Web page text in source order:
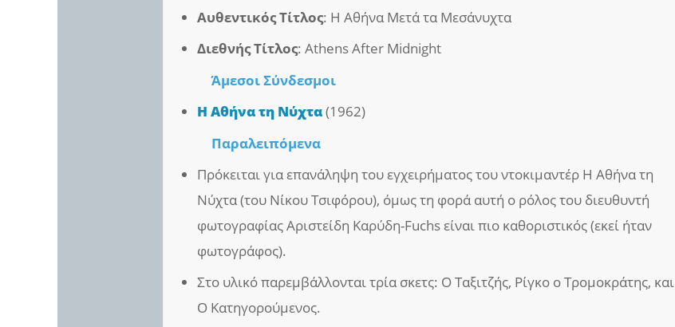
Αυθεντικός Τίτλος: Η Αθήνα Μετά τα Μεσάνυχτα
Διεθνής Τίτλος: Athens After Midnight
ΆμεσοιΣύνδεσμοι
Η Αθήνα τη Νύχτα(1962)
Παραλειπόμενα
Πρόκειται για επανάληψη του εγχειρήματος του ντοκιμαντέρ Η Αθήνα τη
Νύχτα (του Νίκου Τσιφόρου), όμως τη φορά αυτή ο ρόλος του διευθυντή
φωτογραφίας Αριστείδη Καρύδη-Fuchs είναι πιο καθοριστικός (εκεί ήταν
φωτογράφος).
Στο υλικό παρεμβάλλονται τρία σκετς: Ο Ταξιτζής, Ρίγκο ο Τρομοκράτης, και
Ο Κατηγορούμενος.